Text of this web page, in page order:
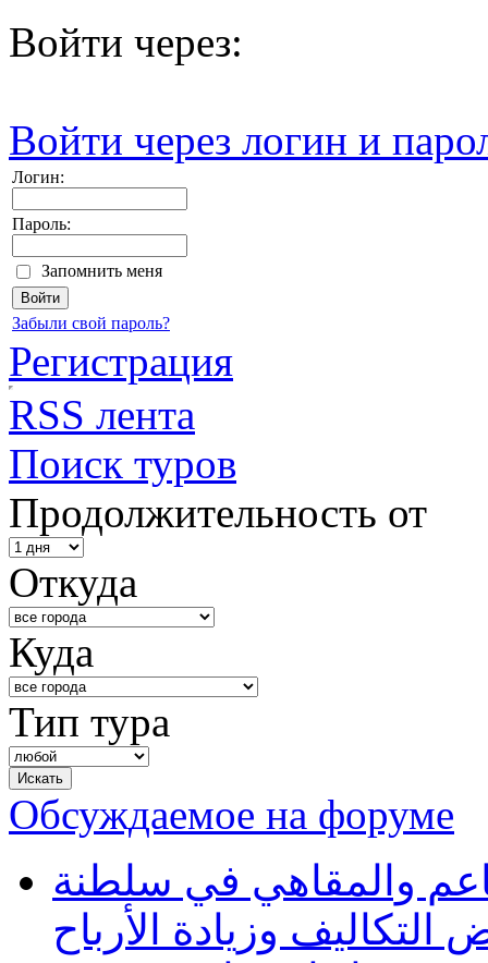
Войти через:
Войти через логин и
Логин:
Пароль:
Запомнить меня
Забыли свой пароль?
Регистрация
RSS лента
Поиск туров
Продолжительность от
Откуда
Куда
Тип тура
Обсуждаемое на форуме
والمقاهي في سلطنة
وزيادة الأرباح